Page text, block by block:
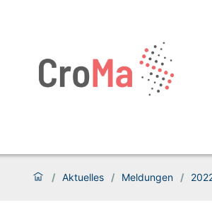
/ Aktuelles / Meldungen /